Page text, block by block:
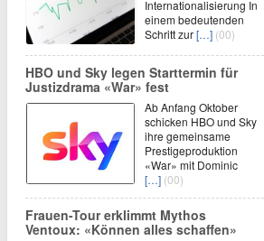
Internationalisierung In
einem bedeutenden
Schritt zur[…] (00)
HBO und Sky legen Starttermin für
Justizdrama «War» fest
Ab Anfang Oktober
schicken HBO und Sky
ihre gemeinsame
Prestigeproduktion
«War» mit Dominic
[…] (00)
Frauen-Tour erklimmt Mythos
Ventoux: «Können alles schaffen»